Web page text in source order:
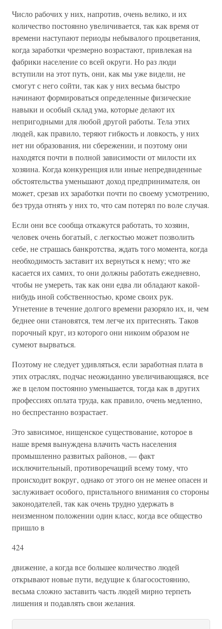
Число рабочих у них, напротив, очень велико, и их
количество постоянно увеличивается, так как время от
времени наступают периоды небывалого процветания,
когда заработки чрезмерно возрастают, привлекая на
фабрики население со всей округи. Но раз люди
вступили на этот путь, они, как мы уже видели, не
смогут с него сойти, так как у них весьма быстро
начинают формироваться определенные физические
навыки и особый склад ума, которые делают их
непригодными для любой другой работы. Тела этих
людей, как правило, теряют гибкость и ловкость, у них
нет ни образования, ни сбережении, и поэтому они
находятся почти в полной зависимости от милости их
хозяина. Когда конкуренция или иные непредвиденные
обстоятельства уменьшают доход предпринимателя, он
может, срезав их заработки почти по своему усмотрению,
без труда отнять у них то, что сам потерял по воле случая.
Если они все сообща откажутся работать, то хозяин,
человек очень богатый, с легкостью может позволить
себе, не страшась банкротства, ждать того момента, когда
необходимость заставит их вернуться к нему; что же
касается их самих, то они должны работать ежедневно,
чтобы не умереть, так как они едва ли обладают какой-
нибудь иной собственностью, кроме своих рук.
Угнетение в течение долгого времени разоряло их, и, чем
беднее они становятся, тем легче их притеснять. Таков
порочный круг, из которого они никоим образом не
сумеют вырваться.
Поэтому не следует удивляться, если заработная плата в
этих отраслях, подчас неожиданно увеличивающаяся, все
же в целом постоянно уменьшается, тогда как в других
профессиях оплата труда, как правило, очень медленно,
но беспрестанно возрастает.
Это зависимое, нищенское существование, которое в
наше время вынуждена влачить часть населения
промышленно развитых районов, — факт
исключительный, противоречащий всему тому, что
происходит вокруг, однако от этого он не менее опасен и
заслуживает особого, пристального внимания со стороны
законодателей, так как очень трудно удержать в
неизменном положении один класс, когда все общество
пришло в
424
движение, а когда все большее количество людей
открывают новые пути, ведущие к благосостоянию,
весьма сложно заставить часть людей мирно терпеть
лишения и подавлять свои желания.